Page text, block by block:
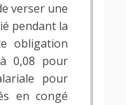
verser une
pendant la
obligation
0,08 pour
pour
en congé